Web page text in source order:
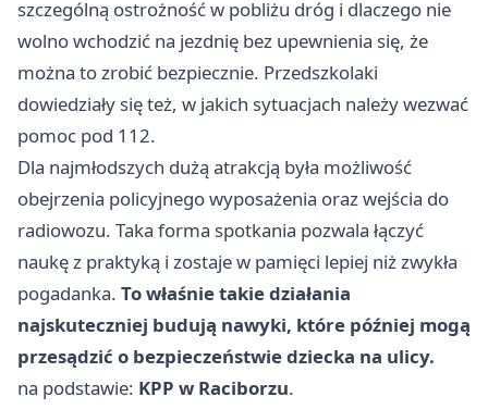
szczególną ostrożność w pobliżu dróg i dlaczego nie
wolno wchodzić na jezdnię bez upewnienia się, że
można to zrobić bezpiecznie. Przedszkolaki
dowiedziały się też, w jakich sytuacjach należy wezwać
pomoc pod 112.
Dla najmłodszych dużą atrakcją była możliwość
obejrzenia policyjnego wyposażenia oraz wejścia do
radiowozu. Taka forma spotkania pozwala łączyć
naukę z praktyką i zostaje w pamięci lepiej niż zwykła
pogadanka. To właśnie takie działania
najskuteczniej budują nawyki, które później mogą
przesądzić o bezpieczeństwie dziecka na ulicy.
na podstawie: KPP w Raciborzu.